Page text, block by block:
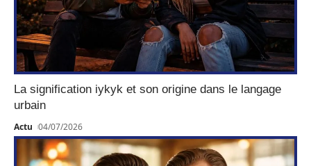
La signification iykyk et son origine dans le langage
urbain
Actu 04/07/2026